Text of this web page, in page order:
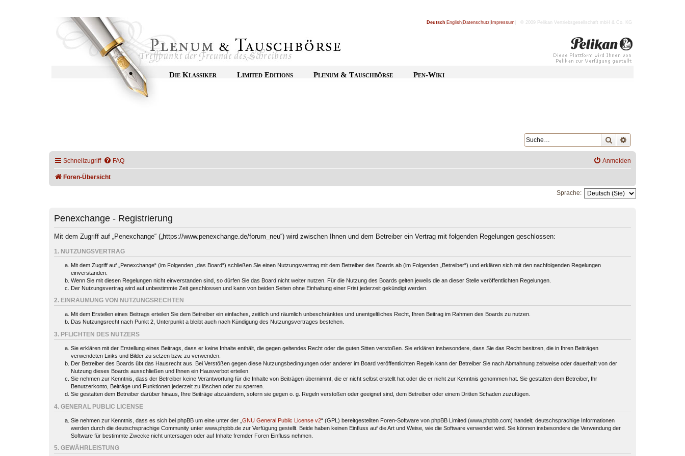
Deutsch English Datenschutz Impressum | © 2009 Pelikan Vertriebsgesellschaft mbH & Co. KG
Die Klassiker Limited Editions Plenum & Tauschbörse Pen-Wiki
Suche
Schnellzugriff FAQ Anmelden
Foren-Übersicht
Sprache:
Penexchange - Registrierung
Mit dem Zugriff auf „Penexchange“ („https://www.penexchange.de/forum_neu“) wird zwischen Ihnen und dem Betreiber ein Vertrag mit folgenden Regelungen geschlossen:
1. NUTZUNGSVERTRAG
Mit dem Zugriff auf „Penexchange“ (im Folgenden „das Board“) schließen Sie einen Nutzungsvertrag mit dem Betreiber des Boards ab (im Folgenden „Betreiber“) und erklären sich mit den nachfolgenden Regelungen
einverstanden.
Wenn Sie mit diesen Regelungen nicht einverstanden sind, so dürfen Sie das Board nicht weiter nutzen. Für die Nutzung des Boards gelten jeweils die an dieser Stelle veröffentlichten Regelungen.
Der Nutzungsvertrag wird auf unbestimmte Zeit geschlossen und kann von beiden Seiten ohne Einhaltung einer Frist jederzeit gekündigt werden.
2. EINRÄUMUNG VON NUTZUNGSRECHTEN
Mit dem Erstellen eines Beitrags erteilen Sie dem Betreiber ein einfaches, zeitlich und räumlich unbeschränktes und unentgeltliches Recht, Ihren Beitrag im Rahmen des Boards zu nutzen.
Das Nutzungsrecht nach Punkt 2, Unterpunkt a bleibt auch nach Kündigung des Nutzungsvertrages bestehen.
3. PFLICHTEN DES NUTZERS
Sie erklären mit der Erstellung eines Beitrags, dass er keine Inhalte enthält, die gegen geltendes Recht oder die guten Sitten verstoßen. Sie erklären insbesondere, dass Sie das Recht besitzen, die in Ihren Beiträgen
verwendeten Links und Bilder zu setzen bzw. zu verwenden.
Der Betreiber des Boards übt das Hausrecht aus. Bei Verstößen gegen diese Nutzungsbedingungen oder anderer im Board veröffentlichten Regeln kann der Betreiber Sie nach Abmahnung zeitweise oder dauerhaft von der
Nutzung dieses Boards ausschließen und Ihnen ein Hausverbot erteilen.
Sie nehmen zur Kenntnis, dass der Betreiber keine Verantwortung für die Inhalte von Beiträgen übernimmt, die er nicht selbst erstellt hat oder die er nicht zur Kenntnis genommen hat. Sie gestatten dem Betreiber, Ihr
Benutzerkonto, Beiträge und Funktionen jederzeit zu löschen oder zu sperren.
Sie gestatten dem Betreiber darüber hinaus, Ihre Beiträge abzuändern, sofern sie gegen o. g. Regeln verstoßen oder geeignet sind, dem Betreiber oder einem Dritten Schaden zuzufügen.
4. GENERAL PUBLIC LICENSE
Sie nehmen zur Kenntnis, dass es sich bei phpBB um eine unter der „ GNU General Public License v2“ (GPL) bereitgestellten Foren-Software von phpBB Limited (www.phpbb.com) handelt; deutschsprachige Informationen
werden durch die deutschsprachige Community unter www.phpbb.de zur Verfügung gestellt. Beide haben keinen Einfluss auf die Art und Weise, wie die Software verwendet wird. Sie können insbesondere die Verwendung der
Software für bestimmte Zwecke nicht untersagen oder auf Inhalte fremder Foren Einfluss nehmen.
5. GEWÄHRLEISTUNG